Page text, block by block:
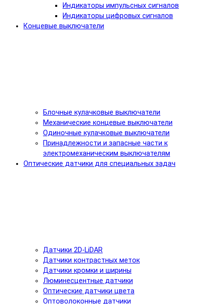
Индикаторы импульсных сигналов
Индикаторы цифровых сигналов
Концевые выключатели
Блочные кулачковые выключатели
Механические концевые выключатели
Одиночные кулачковые выключатели
Принадлежности и запасные части к
электромеханическим выключателям
Оптические датчики для специальных задач
Датчики 2D-LiDAR
Датчики контрастных меток
Датчики кромки и ширины
Люминесцентные датчики
Оптические датчики цвета
Оптоволоконные датчики